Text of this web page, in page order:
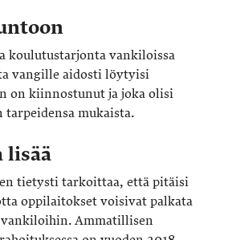
koulutustarjonta vankiloissa
vangille aidosti löytyisi
on kiinnostunut ja joka olisi
tarpeidensa mukaista.
lisää
tietysti tarkoittaa, että pitäisi
oppilaitokset voisivat palkata
Ammatillisen